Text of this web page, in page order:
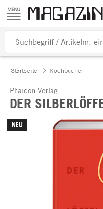
Zum Inhalt springen
Startseite Kochbücher
Phaidon Verlag
DER
NEU